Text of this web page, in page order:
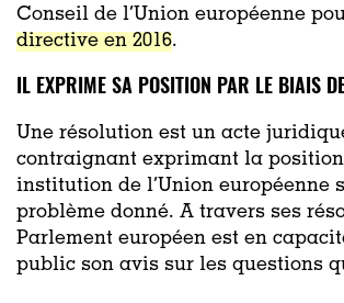
Conseil de l’Union européenne
directive en 2016.
IL EXPRIME SA POSITION PAR LE BIAIS
Une résolution est un acte juridiqu
contraignant exprimant la position
institution de l’Union européenne
problème donné. A travers ses
Parlement européen est en
public son avis sur les questions